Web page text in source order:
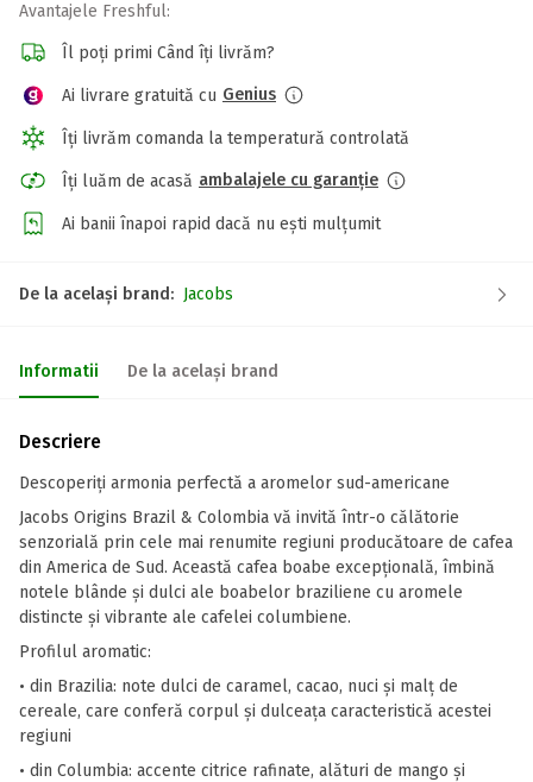
Avantajele Freshful:
Îl poți primi Când îți livrăm?
Ai livrare gratuită cu Genius
Îți livrăm comanda la temperatură controlată
Îți luăm de acasă ambalajele cu garanție
Ai banii înapoi rapid dacă nu ești mulțumit
De la același brand: Jacobs
Informatii De la același brand
Descriere
Descoperiți armonia perfectă a aromelor sud-americane
Jacobs Origins Brazil & Colombia vă invită într-o călătorie
senzorială prin cele mai renumite regiuni producătoare de cafea
din America de Sud. Această cafea boabe excepțională, îmbină
notele blânde și dulci ale boabelor braziliene cu aromele
distincte și vibrante ale cafelei columbiene.
Profilul aromatic:
• din Brazilia: note dulci de caramel, cacao, nuci și malț de
cereale, care conferă corpul și dulceața caracteristică acestei
regiuni
• din Columbia: accente citrice rafinate, alături de mango și